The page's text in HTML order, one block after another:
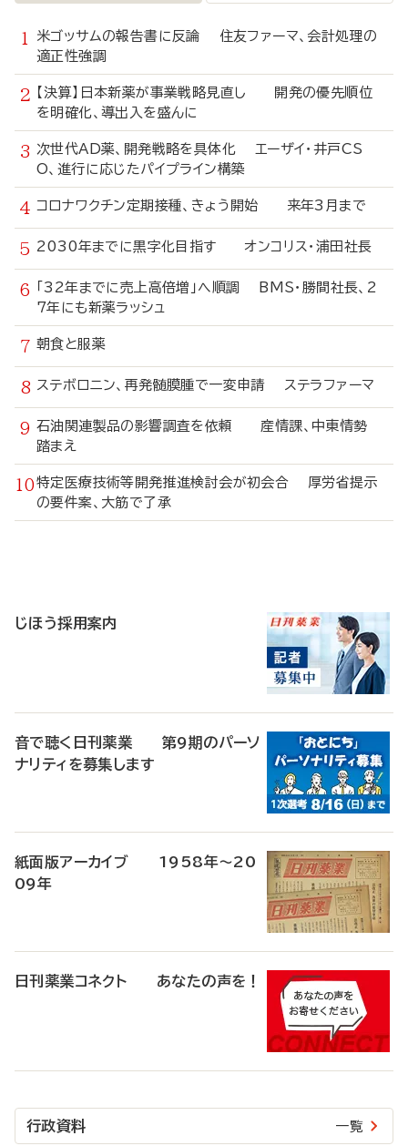
米ゴッサムの報告書に反論 住友ファーマ、会計処理の
適正性強調
【決算】日本新薬が事業戦略見直し 開発の優先順位
を明確化、導出入を盛んに
次世代AD薬、開発戦略を具体化 エーザイ・井戸CS
O、進行に応じたパイプライン構築
コロナワクチン定期接種、きょう開始 来年3月まで
2030年までに黒字化目指す オンコリス・浦田社長
「32年までに売上高倍増」へ順調 BMS・勝間社長、2
7年にも新薬ラッシュ
朝食と服薬
ステボロニン、再発髄膜腫で一変申請 ステラファーマ
石油関連製品の影響調査を依頼 産情課、中東情勢
踏まえ
特定医療技術等開発推進検討会が初会合 厚労省提示
の要件案、大筋で了承
じほう採用案内
音で聴く日刊薬業 第9期のパーソ
ナリティを募集します
紙面版アーカイブ 1958年～20
09年
日刊薬業コネクト あなたの声を！
行政資料 一覧